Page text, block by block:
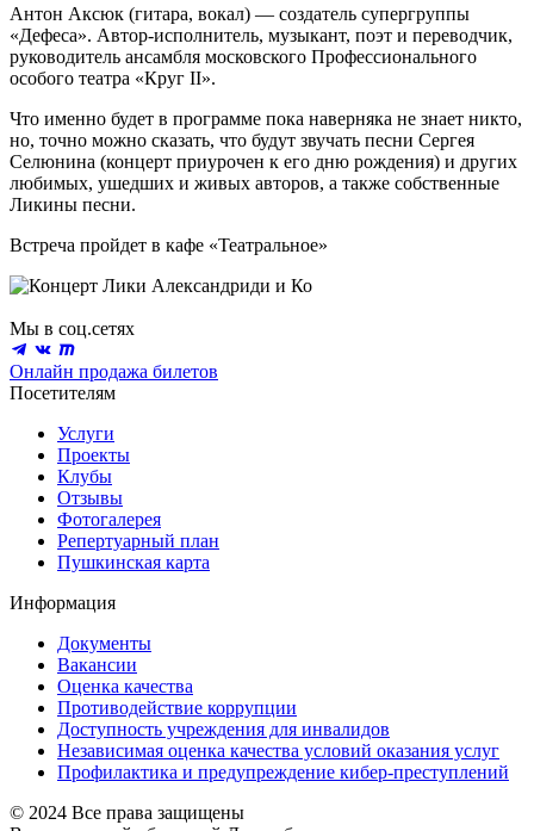
Антон Аксюк (гитара, вокал) — создатель супергруппы
«Дефеса». Автор-исполнитель, музыкант, поэт и переводчик,
руководитель ансамбля московского Профессионального
особого театра «Круг II».
Что именно будет в программе пока наверняка не знает никто,
но, точно можно сказать, что будут звучать песни Сергея
Селюнина (концерт приурочен к его дню рождения) и других
любимых, ушедших и живых авторов, а также собственные
Ликины песни.
Встреча пройдет в кафе «Театральное»
Мы в соц.сетях
Онлайн продажа билетов
Посетителям
Услуги
Проекты
Клубы
Отзывы
Фотогалерея
Репертуарный план
Пушкинская карта
Информация
Документы
Вакансии
Оценка качества
Противодействие коррупции
Доступность учреждения для инвалидов
Независимая оценка качества условий оказания услуг
Профилактика и предупреждение кибер-преступлений
© 2024 Все права защищены